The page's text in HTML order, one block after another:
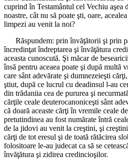
cuprind în Testamântul cel Vechiu aşea
noastre, cât nu să poate şti, oare,
limpezi au venit la noi?
Răspundem: prin învăţătorii şi prin
încredinţat îndreptarea şi învăţătura
aceasta cunoscută. Şi măcar de
însă pentru aceaea poate şi după multă
care sânt adevărate şi dumnezeieşti
ştiut, după ce lucrul cu deadinsul l-au
din trădaniia cea de pururea şi
cărţile ceale deuterocanoniceşti sânt
că doară aceaste cărţi în vremile ceale
pretutindinea au fost numărate întră
de la jidovi au venit la creştini, şi
cărţi de tot eresul şi de toată rătăcirea
folositoare le-au judecat ca să se
învăţătura şi zidirea credincioşilor.